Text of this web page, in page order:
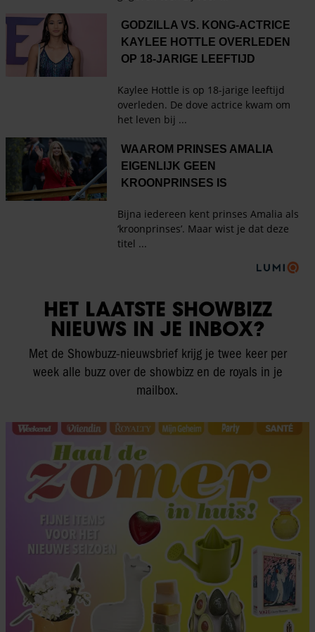
HET LAATSTE SHOWBIZZ
NIEUWS IN JE INBOX?
Met de Showbuzz-nieuwsbrief krijg je twee keer per
week alle buzz over de showbizz en de royals in je
mailbox.